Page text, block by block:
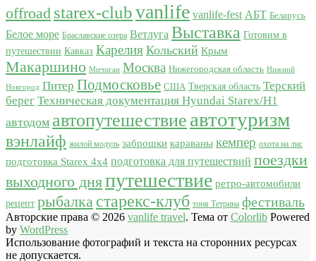
offroad starex-clubvanlife vanlife-fest АБТ Беларусь
Белое море Браславские озера Ветлуга Выставка Готовим в
путешествии Кавказ Карелия Кольский Крым
Макаршино Мичиган Москва Нижегородская область Нижний
Новгород Питер Подмосковье США Тверская область Терский
берег Техническая документация Hyundai Starex/H1
автодом автопутешествие автотуризм
вэнлайф жилой модуль заброшки караваны кемпер охота на лис
подготовка Starex 4x4 подготовка для путешествий поездки
выходного дняпутешествие ретро-автомобили
рецепт рыбалка старекс-клуб тоня Тетрина фестиваль
Авторские права © 2026 vanlife travel. Тема от Colorlib Powered
by WordPress
Использование фотографий и текста на сторонних ресурсах
не допускается.